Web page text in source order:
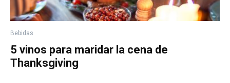
Bebidas
5 vinos para maridar la cena de
Thanksgiving